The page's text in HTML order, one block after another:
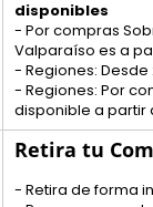
disponibles
- Por compras
Valparaíso es a
- Regiones:
- Regiones: Por
disponible a partir
Retira tu
- Retira de forma